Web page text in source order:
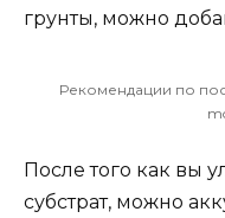
грунты, можно
Рекомендации по
После того как вы
субстрат, можно